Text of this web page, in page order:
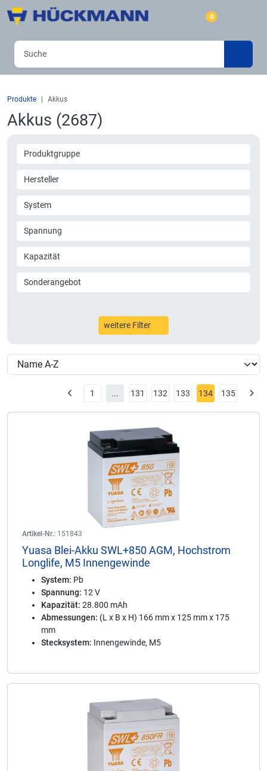
0
Produkte Akkus
Akkus (2687)
Produktgruppe
Hersteller
System
Spannung
Kapazität
Sonderangebot
weitere Filter
1 ... 131 132 133 134 135
Artikel-Nr.: 151843
Yuasa Blei-Akku SWL+850 AGM, Hochstrom
Longlife, M5 Innengewinde
System: Pb
Spannung: 12 V
Kapazität: 28.800 mAh
Abmessungen: (L x B x H) 166 mm x 125 mm x 175
mm
Stecksystem: Innengewinde, M5